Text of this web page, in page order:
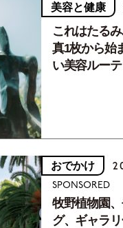
美容と健康
これはたる
真1枚から始
い美容ルー
おでかけ
SPONSORED
牧野植物園
グ、ギャラ